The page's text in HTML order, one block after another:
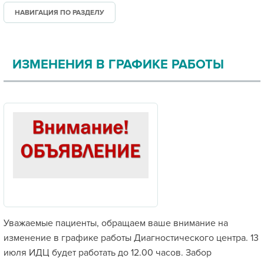
ПАЦИЕНТУ
ПРАВОВАЯ ИНФОРМАЦИЯ
НАВИГАЦИЯ ПО РАЗДЕЛУ
ИЗМЕНЕНИЯ В ГРАФИКЕ РАБОТЫ
Уважаемые пациенты, обращаем ваше внимание на
изменение в графике работы Диагностического центра. 13
июля ИДЦ будет работать до 12.00 часов. Забор